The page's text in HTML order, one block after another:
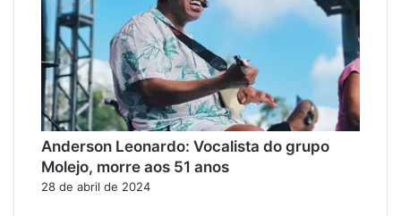
Anderson Leonardo: Vocalista do grupo
Molejo, morre aos 51 anos
28 de abril de 2024